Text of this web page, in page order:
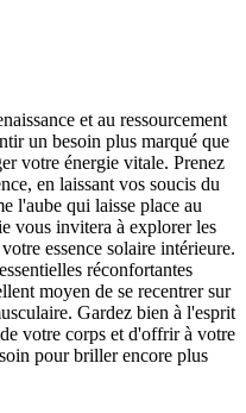
et au ressourcement
un besoin plus marqué que
votre énergie vitale. Prenez
en laissant vos soucis du
l'aube qui laisse place au
vous invitera à explorer les
essence solaire intérieure.
réconfortantes
moyen de se recentrer sur
Gardez bien à l'esprit
votre corps et d'offrir à votre
pour briller encore plus